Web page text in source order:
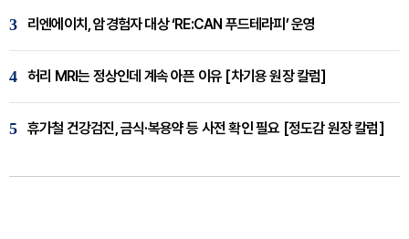
3 리엔에이치, 암경험자 대상 ‘RE:CAN 푸드테라피’ 운영
4 허리 MRI는 정상인데 계속 아픈 이유 [차기용 원장 칼럼]
5 휴가철 건강검진, 금식·복용약 등 사전 확인 필요 [정도감 원장 칼럼]